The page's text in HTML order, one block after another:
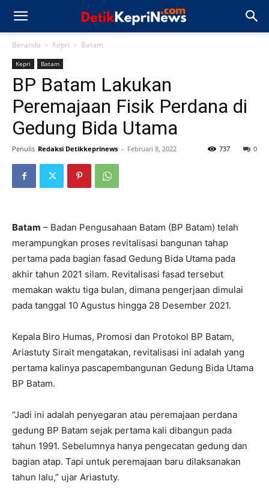
Beranda Kepri Batam
Kepri Batam
BP Batam Lakukan
Peremajaan Fisik Perdana di
Gedung Bida Utama
Penulis Redaksi Detikkeprinews - Februari 8, 2022 0
737
Batam – Badan Pengusahaan Batam (BP Batam) telah
merampungkan proses revitalisasi bangunan tahap
pertama pada bagian fasad Gedung Bida Utama pada
akhir tahun 2021 silam. Revitalisasi fasad tersebut
memakan waktu tiga bulan, dimana pengerjaan dimulai
pada tanggal 10 Agustus hingga 28 Desember 2021.
Kepala Biro Humas, Promosi dan Protokol BP Batam,
Ariastuty Sirait mengatakan, revitalisasi ini adalah yang
pertama kalinya pascapembangunan Gedung Bida Utama
BP Batam.
“Jadi ini adalah penyegaran atau peremajaan perdana
gedung BP Batam sejak pertama kali dibangun pada
tahun 1991. Sebelumnya hanya pengecatan gedung dan
bagian atap. Tapi untuk peremajaan baru dilaksanakan
tahun lalu,” ujar Ariastuty.